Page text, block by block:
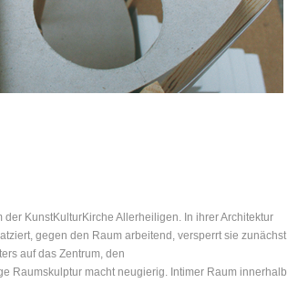
der KunstKulturKirche Allerheiligen. In ihrer Architektur
gegen den Raum arbeitend, versperrt sie zunächst
auf das Zentrum, den
Raumskulptur macht neugierig. Intimer Raum innerhalb